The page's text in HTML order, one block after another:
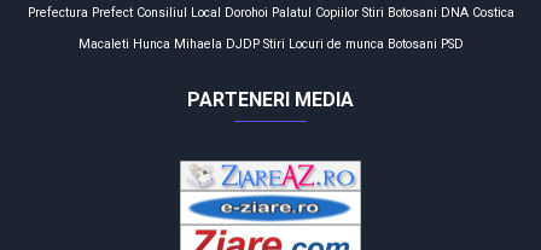
Prefectura Prefect Consiliul Local Dorohoi Palatul Copiilor Stiri Botosani DNA Costica
Macaleti Hunca Mihaela DJDP Stiri Locuri de munca Botosani PSD
PARTENERI MEDIA